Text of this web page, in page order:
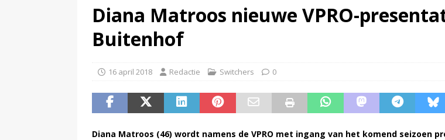
(Disney overweegt gratis streamingkanalen
NPO-manager Menno de Boer geschorst na dickpic in groepsapp
Diana Matroos nieuwe VPRO-
Buitenhof
16 april 2018 Redactie Switchers 0
Diana Matroos (46) wordt namens de VPRO met ingang van het komend seizoen